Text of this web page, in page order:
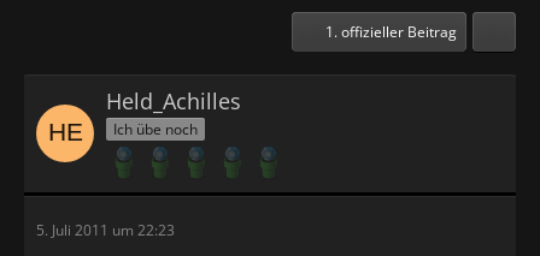
1. offizieller Beitrag
Held_Achilles
Ich übe noch
5. Juli 2011 um 22:23